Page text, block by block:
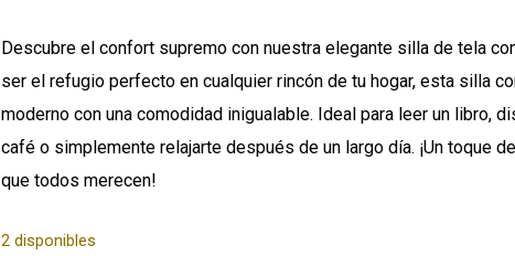
$426.93.$170.77.
Descubre el confort supremo con nuestra elegante silla de tela
ser el refugio perfecto en cualquier rincón de tu hogar, esta silla
moderno con una comodidad inigualable. Ideal para leer un libro,
café o simplemente relajarte después de un largo día. ¡Un toque
que todos merecen!
2 disponibles